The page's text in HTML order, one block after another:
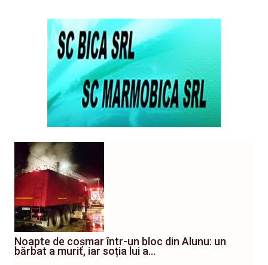
Noapte de coșmar într-un bloc din Alunu: un
bărbat a murit, iar soția lui a…